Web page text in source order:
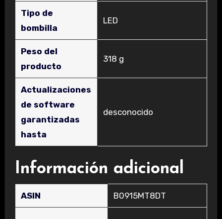
Tipo de
bombilla
‎LED
Peso del
producto
‎318 g
Actualizaciones
de software
garantizadas
hasta
‎desconocido
Información adicional
ASIN B0915MT8DT